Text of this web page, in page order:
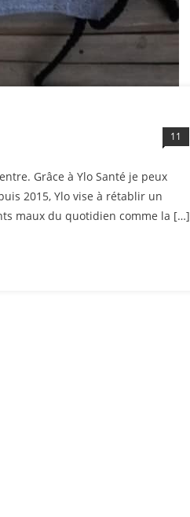
11
Grâce à Ylo Santé je peux
2015, Ylo vise à rétablir un
maux du quotidien comme la […]